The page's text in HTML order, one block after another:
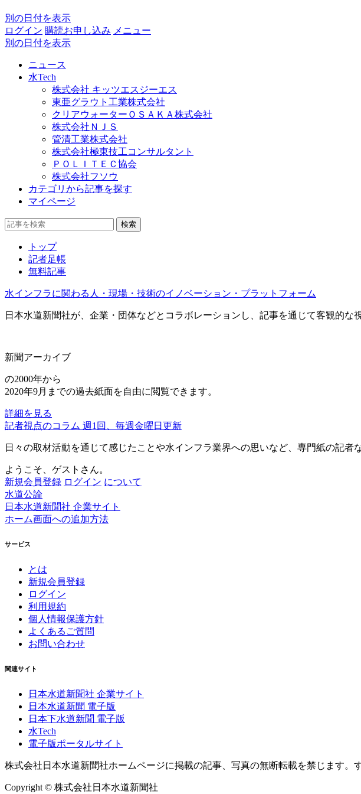
別の日付を表示
ログイン 購読お申し込み メニュー
別の日付を表示
ニュース
水Tech
株式会社 キッツエスジーエス
東亜グラウト工業株式会社
クリアウォーターＯＳＡＫＡ株式会社
株式会社ＮＪＳ
管清工業株式会社
株式会社極東技工コンサルタント
ＰＯＬＩＴＥＣ協会
株式会社フソウ
カテゴリから記事を探す
マイページ
検索
トップ
記者足帳
無料記事
水インフラに関わる人・現場・技術のイノベーション・プラットフォーム
日本水道新聞社が、企業・団体などとコラボレーションし、記事を通じて客観的な
新聞アーカイブ
の2000年から
2020年9月までの過去紙面を自由に閲覧できます。
詳細を見る
記者視点のコラム 週1回、毎週金曜日更新
日々の取材活動を通じて感じたことや水インフラ業界への思いなど、専門紙の記者
ようこそ、ゲストさん。
新規会員登録 ログイン について
水道公論
日本水道新聞社 企業サイト
ホーム画面への追加方法
サービス
とは
新規会員登録
ログイン
利用規約
個人情報保護方針
よくあるご質問
お問い合わせ
関連サイト
日本水道新聞社 企業サイト
日本水道新聞 電子版
日本下水道新聞 電子版
水Tech
電子版ポータルサイト
株式会社日本水道新聞社ホームページに掲載の記事、写真の無断転載を禁じます。
Copyright © 株式会社日本水道新聞社